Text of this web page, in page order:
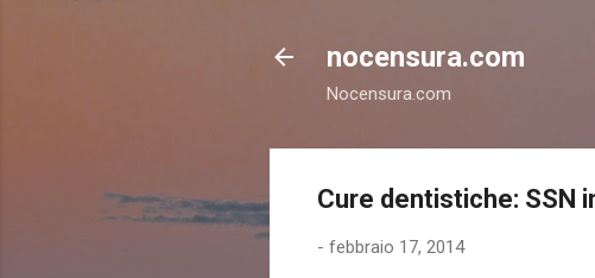
nocensura.com
Nocensura.com
Cure dentistiche: SSN
- febbraio 17, 2014